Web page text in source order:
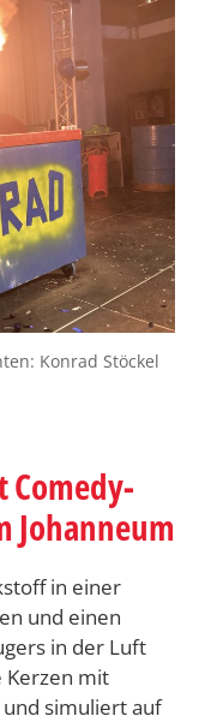
Konrad Stöckel
Johanneum
in einer
und einen
in der Luft
Kerzen mit
simuliert auf